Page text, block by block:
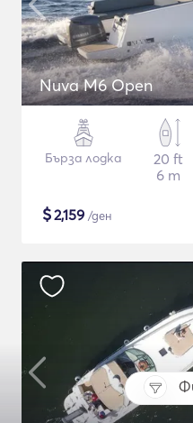
Nuva M6 Open
Бърза лодка
20 ft
6 m
$2,159 /ден